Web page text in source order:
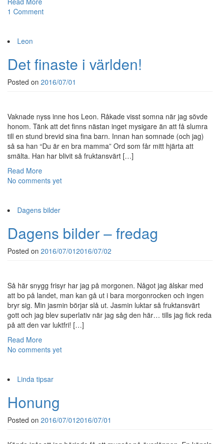
1 Comment
Leon
Det finaste i världen!
Posted on 2016/07/01
Vaknade nyss inne hos Leon. Råkade visst somna när jag sövde
honom. Tänk att det finns nästan inget mysigare än att få slumra
till en stund brevid sina fina barn. Innan han somnade (och jag)
så sa han “Du är en bra mamma” Ord som får mitt hjärta att
smälta. Han har blivit så fruktansvärt […]
Read More
No comments yet
Dagens bilder
Dagens bilder – fredag
Posted on 2016/07/012016/07/02
Så här snygg frisyr har jag på morgonen. Något jag älskar med
att bo på landet, man kan gå ut i bara morgonrocken och ingen
bryr sig. Min jasmin börjar slå ut. Jasmin luktar så fruktansvärt
gott och jag blev superlativ när jag såg den här… tills jag fick reda
på att den var luktfri! […]
Read More
No comments yet
Linda tipsar
Honung
Posted on 2016/07/012016/07/01